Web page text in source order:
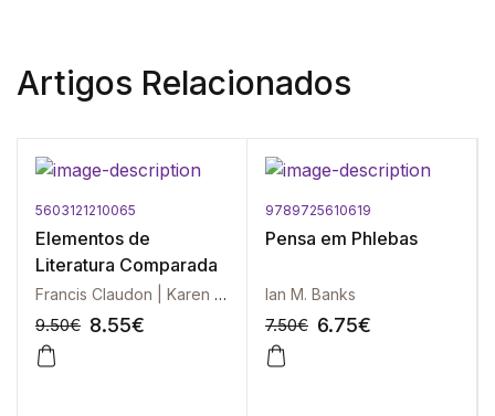
Artigos Relacionados
5603121210065
Elementos de
Literatura Comparada
Francis Claudon | Karen Haddad-Wotling
9.50€ 8.55€
9789725610619
Pensa em Phlebas
Ian M. Banks
7.50€ 6.75€